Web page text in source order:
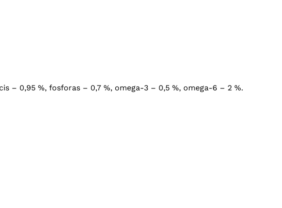
– 0,95 %, fosforas – 0,7 %, omega-3 – 0,5 %, omega-6 – 2 %.